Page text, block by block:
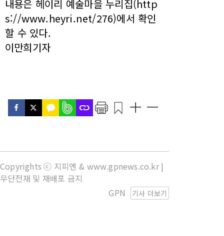
내용은 헤이리 예술마을 누리집(http
s://www.heyri.net/276)에서 확인
할 수 있다.
이만희기자
Copyrights ⓒ 지피엔 & www.gpnews.co.kr |
무단전재 및 재배포 금지
기사 더보기
GPN